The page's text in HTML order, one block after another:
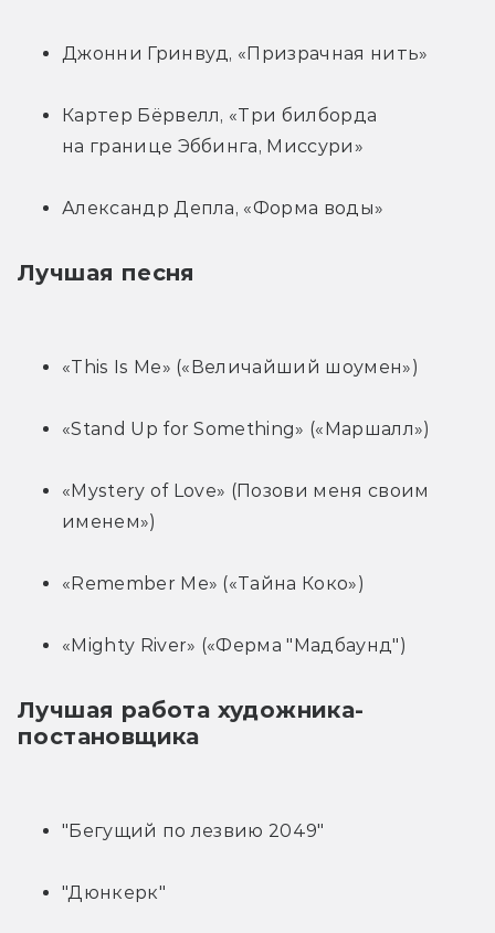
Джонни Гринвуд, «Призрачная нить»
Картер Бёрвелл, «Три билборда
на границе Эббинга, Миссури»
Александр Депла, «Форма воды»
Лучшая песня
«This Is Me» («Величайший шоумен»)
«Stand Up for Something» («Маршалл»)
«Mystery of Love» (Позови меня своим
именем»)
«Remember Me» («Тайна Коко»)
«Mighty River» («Ферма "Мадбаунд")
Лучшая работа художника-
постановщика
"Бегущий по лезвию 2049"
"Дюнкерк"